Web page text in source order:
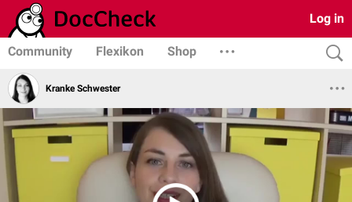
Log in
Community Flexikon Shop
Kranke Schwester